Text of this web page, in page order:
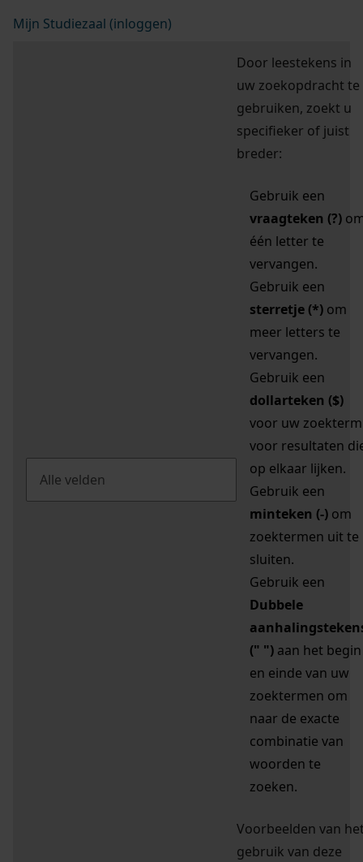
Mijn Studiezaal (inloggen)
Door leestekens in
uw zoekopdracht te
gebruiken, zoekt u
specifieker of juist
breder:
Gebruik een
vraagteken (?)
één letter te
vervangen.
Gebruik een
sterretje (*) om
meer letters te
vervangen.
Gebruik een
dollarteken ($)
voor uw zoekterm
voor resultaten
op elkaar lijken.
Gebruik een
minteken (-) om
zoektermen uit te
sluiten.
Gebruik een
Dubbele
(" ") aan het begin
en einde van uw
zoektermen om
naar de exacte
combinatie van
woorden te
zoeken.
Voorbeelden van
gebruik van deze